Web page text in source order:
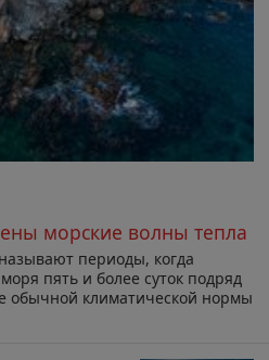
морские волны тепла
периоды, когда
пять и более суток подряд
обычной климатической нормы